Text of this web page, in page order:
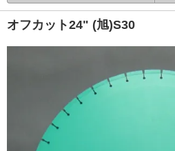
オフカット24" (旭)S30